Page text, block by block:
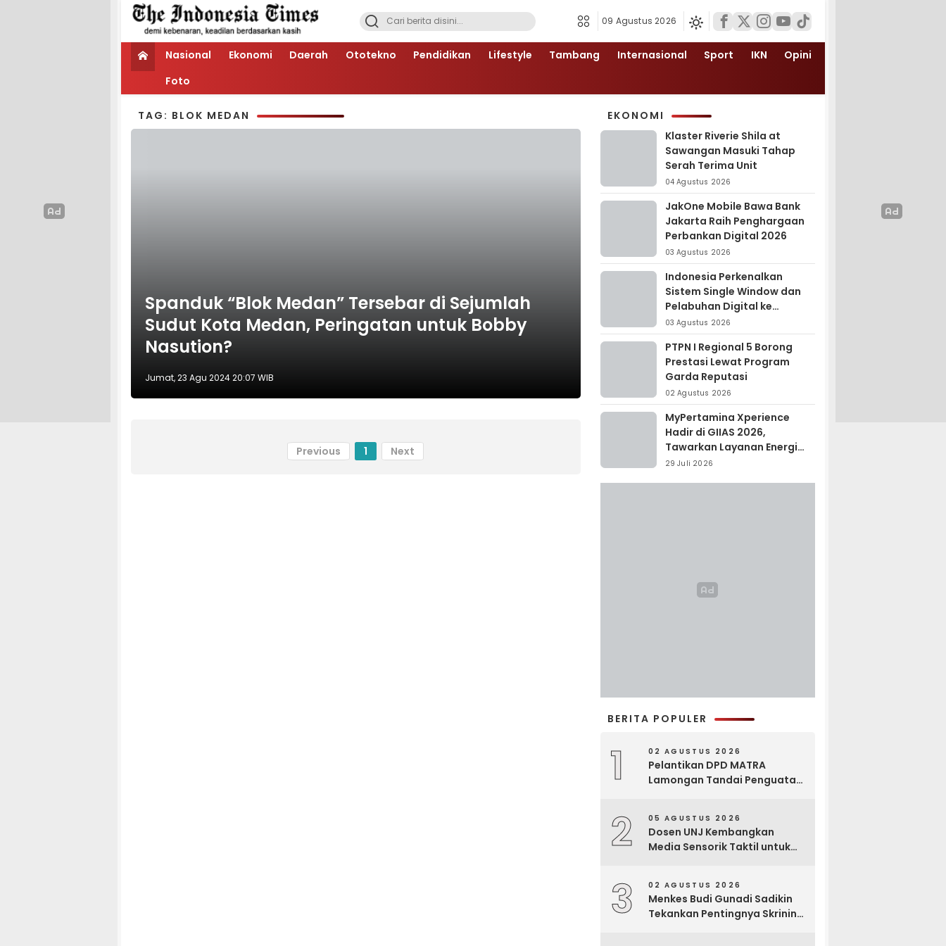
09 Agustus 2026
Nasional Ekonomi Daerah Ototekno Pendidikan Lifestyle Tambang Internasional Sport IKN
Opini
Foto
TAG: BLOK MEDAN
Spanduk “Blok Medan” Tersebar di Sejumlah
Sudut Kota Medan, Peringatan untuk Bobby
Nasution?
Jumat, 23 Agu 2024 20:07 WIB
Previous 1 Next
EKONOMI
Klaster Riverie Shila at
Sawangan Masuki Tahap
Serah Terima Unit
04 Agustus 2026
JakOne Mobile Bawa Bank
Jakarta Raih Penghargaan
Perbankan Digital 2026
03 Agustus 2026
Indonesia Perkenalkan
Sistem Single Window dan
Pelabuhan Digital ke
Madagaskar
03 Agustus 2026
PTPN I Regional 5 Borong
Prestasi Lewat Program
Garda Reputasi
02 Agustus 2026
MyPertamina Xperience
Hadir di GIIAS 2026,
Tawarkan Layanan Energi
Terintegrasi
29 Juli 2026
BERITA POPULER
1 02 AGUSTUS 2026
Pelantikan DPD MATRA
Lamongan Tandai Penguatan
2 05 AGUSTUS 2026
Dosen UNJ Kembangkan
Media Sensorik Taktil untuk
3 02 AGUSTUS 2026
Menkes Budi Gunadi Sadikin
Tekankan Pentingnya Skrining